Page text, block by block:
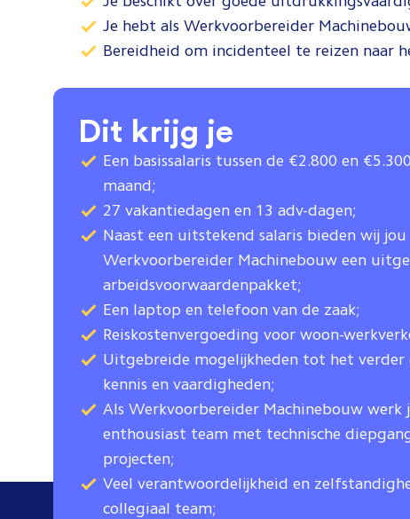
Je hebt als Werkvoorbereider
Bereidheid om incidenteel te reizen naar
Dit krijg je
Een basissalaris tussen de €2.800 en
maand;
27 vakantiedagen en 13 adv-dagen;
Naast een uitstekend salaris bieden wij jou
Werkvoorbereider Machinebouw een
arbeidsvoorwaardenpakket;
Een laptop en telefoon van de zaak;
Reiskostenvergoeding voor woon-
Uitgebreide mogelijkheden tot het verder
kennis en vaardigheden;
Als Werkvoorbereider Machinebouw werk
enthousiast team met technische
projecten;
Veel verantwoordelijkheid en
collegiaal team;